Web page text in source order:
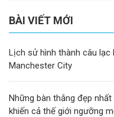
BÀI VIẾT MỚI
Lịch sử hình thành câu lạc
Manchester City
Những bàn thắng đẹp
khiến cả thế giới ngưỡng